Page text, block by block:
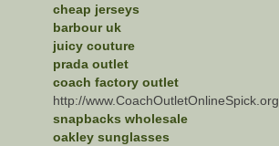
cheap jerseys
barbour uk
juicy couture
prada outlet
coach factory outlet
http://www.CoachOutletOnlineSpick.org
snapbacks wholesale
oakley sunglasses